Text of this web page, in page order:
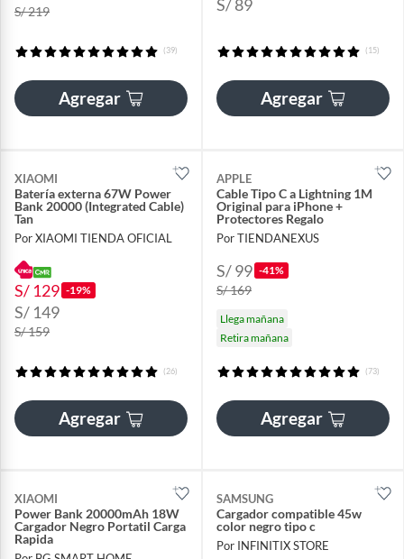
S/ 219
(39)
Agregar
S/ 89
(15)
Agregar
XIAOMI
Batería externa 67W Power
Bank 20000 (Integrated Cable)
Tan
Por XIAOMI TIENDA OFICIAL
S/ 129 -19%
S/ 149
S/ 159
(26)
Agregar
APPLE
Cable Tipo C a Lightning 1M
Original para iPhone +
Protectores Regalo
Por TIENDANEXUS
S/ 99 -41%
S/ 169
Llega mañana
Retira mañana
(73)
Agregar
XIAOMI
Power Bank 20000mAh 18W
Cargador Negro Portatil Carga
Rapida
SAMSUNG
Cargador compatible 45w
color negro tipo c
Por INFINITIX STORE